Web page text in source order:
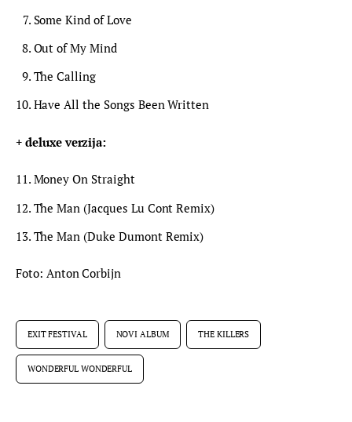
Some Kind of Love
Out of My Mind
The Calling
Have All the Songs Been Written
+ deluxe verzija:
Money On Straight
The Man (Jacques Lu Cont Remix)
The Man (Duke Dumont Remix)
Foto: Anton Corbijn
EXIT FESTIVAL NOVI ALBUM THE KILLERS
WONDERFUL WONDERFUL